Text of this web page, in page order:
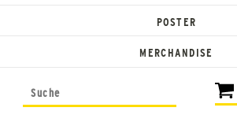
POSTER
MERCHANDISE